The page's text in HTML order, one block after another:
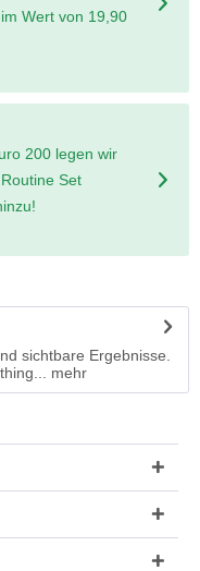
Wert von 19,90
200 legen wir
Set
sichtbare Ergebnisse.
mehr